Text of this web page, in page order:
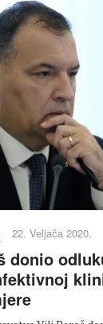
22. Veljača 2020.
donio